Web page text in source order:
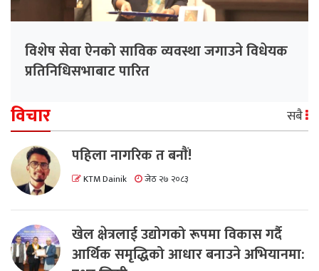
विशेष सेवा ऐनको साविक व्यवस्था जगाउने विधेयक
प्रतिनिधिसभाबाट पारित
विचार सबै
पहिला नागरिक त बनाैं!
KTM Dainik जेठ २७ २०८३
खेल क्षेत्रलाई उद्योगको रूपमा विकास गर्दै
आर्थिक समृद्धिको आधार बनाउने अभियानमा: